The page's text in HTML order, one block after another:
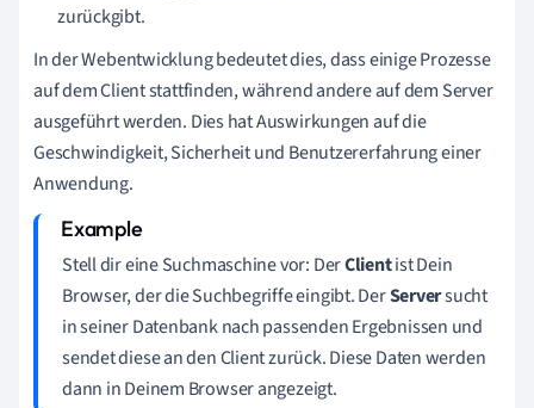
zurückgibt.
In der Webentwicklung bedeutet dies, dass einige Prozesse
auf dem Client stattfinden, während andere auf dem Server
ausgeführt werden. Dies hat Auswirkungen auf die
Geschwindigkeit, Sicherheit und Benutzererfahrung einer
Anwendung.
Stell dir eine Suchmaschine vor: DerClientist Dein
Browser, der die Suchbegriffe eingibt. DerServersucht
in seiner Datenbank nach passenden Ergebnissen und
sendet diese an den Client zurück. Diese Daten werden
dann in Deinem Browser angezeigt.